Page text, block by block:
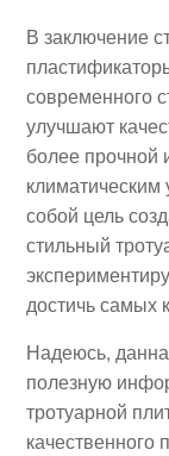
В заключение
современного
улучшают
более прочной
собой цель
стильный
достичь самых
Надеюсь,
полезную
тротуарной
качественного